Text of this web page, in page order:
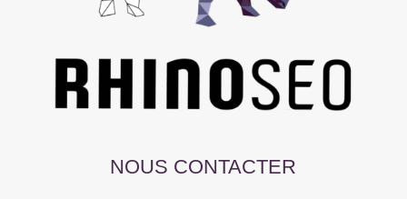
NOUS CONTACTER